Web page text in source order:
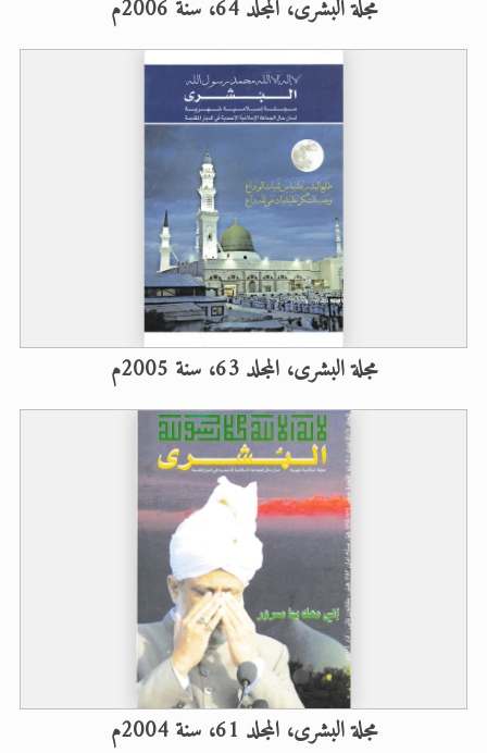
مجلة البشرى، المجلد 64، سنة 2006م
مجلة البشرى، المجلد 63، سنة 2005م
مجلة البشرى، المجلد 61، سنة 2004م